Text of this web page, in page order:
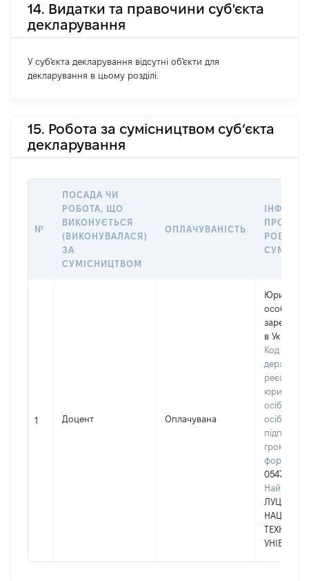
14. Видатки та правочини суб'єкта
декларування
У суб'єкта декларування відсутні об'єкти для
декларування в цьому розділі.
15. Робота за сумісництвом суб’єкта
декларування
№
ПОСАДА ЧИ
РОБОТА, ЩО
ВИКОНУЄТЬСЯ
(ВИКОНУВАЛАСЯ)
ЗА
СУМІСНИЦТВОМ
ОПЛАЧУВАНІСТЬ
ПРО
РОБОТИ
1 Доцент Оплачувана
Юридична
особа,
в Україні
Код в
реєстрі
осіб,
осіб –
05477296
ЛУЦЬКИЙ